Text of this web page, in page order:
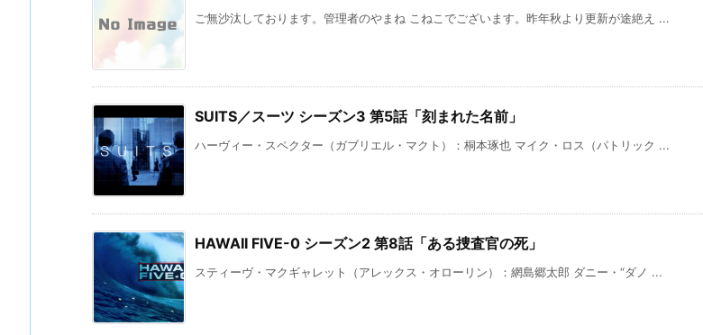
ご無沙汰しております。管理者のやまね こねこでございます。昨年秋より更新が途絶え ...
SUITS／スーツ シーズン3 第5話「刻まれた名前」
ハーヴィー・スペクター（ガブリエル・マクト）：桐本琢也 マイク・ロス（パトリック ...
HAWAII FIVE-0 シーズン2 第8話「ある捜査官の死」
スティーヴ・マクギャレット（アレックス・オローリン）：網島郷太郎 ダニー・“ダノ ...